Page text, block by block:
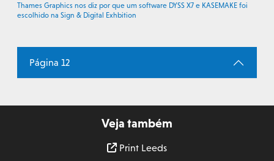
Thames Graphics nos diz por que um software DYSS X7 e KASEMAKE foi
escolhido na Sign & Digital Exhbition
Página 12
Veja também
Print Leeds